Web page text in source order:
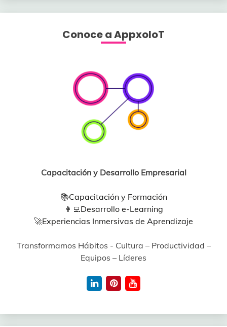
Conoce a AppxoloT
Capacitación y Desarrollo Empresarial
📚Capacitación y Formación
👩‍💻Desarrollo e-Learning
🚀Experiencias Inmersivas de Aprendizaje
Transformamos Hábitos - Cultura – Productividad –
Equipos – Líderes